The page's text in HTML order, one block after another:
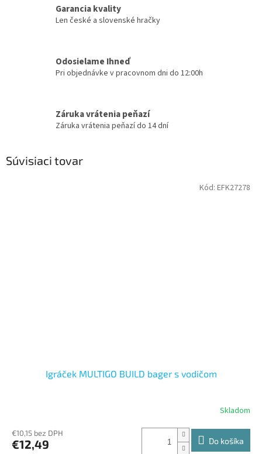
Garancia kvality
Len české a slovenské hračky
Odosielame Ihneď
Pri objednávke v pracovnom dni do 12:00h
Záruka vrátenia peňazí
Záruka vrátenia peňazí do 14 dní
Súvisiaci tovar
Igráček MULTIGO BUILD bager s vodičom
Skladom
€10,15 bez DPH
€12,49 Do košíka
Kód: EFK27278